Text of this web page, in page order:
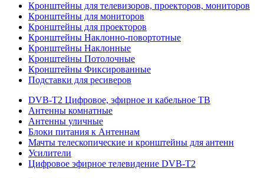
Кронштейны для телевизоров, проекторов, мониторов
Кронштейны для мониторов
Кронштейны для проекторов
Кронштейны Наклонно-повортотные
Кронштейны Наклонные
Кронштейны Потолочные
Кронштейны Фиксированные
Подставки для ресиверов
DVB-T2 Цифровое, эфирное и кабельное ТВ
Антенны комнатные
Антенны уличные
Блоки питания к Антеннам
Мачты телескопические и кронштейны для антенн
Усилители
Цифровое эфирное телевидение DVB-Т2